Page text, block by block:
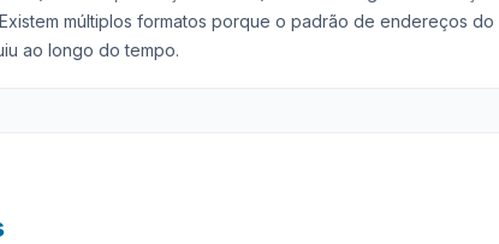
múltiplos formatos porque o padrão de endereços do
ao longo do tempo.